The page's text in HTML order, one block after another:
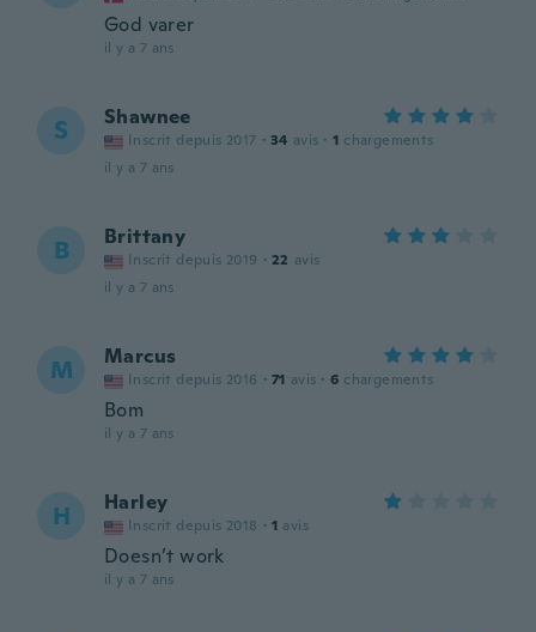
God varer
il y a 7 ans
S Shawnee
Inscrit depuis 2017 · 34 avis · 1 chargements
il y a 7 ans
B Brittany
Inscrit depuis 2019 · 22 avis
il y a 7 ans
M Marcus
Inscrit depuis 2016 · 71 avis · 6 chargements
Bom
il y a 7 ans
H Harley
Inscrit depuis 2018 · 1 avis
Doesn’t work
il y a 7 ans